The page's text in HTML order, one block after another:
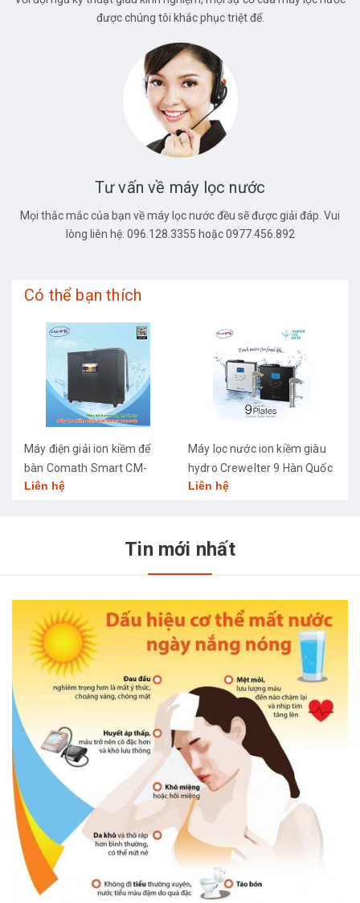
được chúng tôi khắc phục triệt để.
Tư vấn về máy lọc nước
Mọi thắc mắc của bạn về máy lọc nước đều sẽ được giải đáp. Vui
lòng liên hệ: 096.128.3355 hoặc 0977.456.892
Có thể bạn thích
Máy điện giải ion kiềm để
bàn Comath Smart CM-
3668
Liên hệ
Máy lọc nước ion kiềm giàu
hydro Crewelter 9 Hàn Quốc
Liên hệ
Tin mới nhất